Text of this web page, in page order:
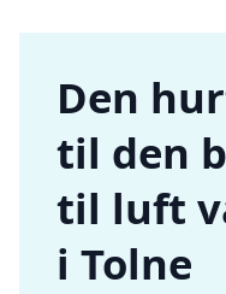
Den
til den
til luft
i Tolne